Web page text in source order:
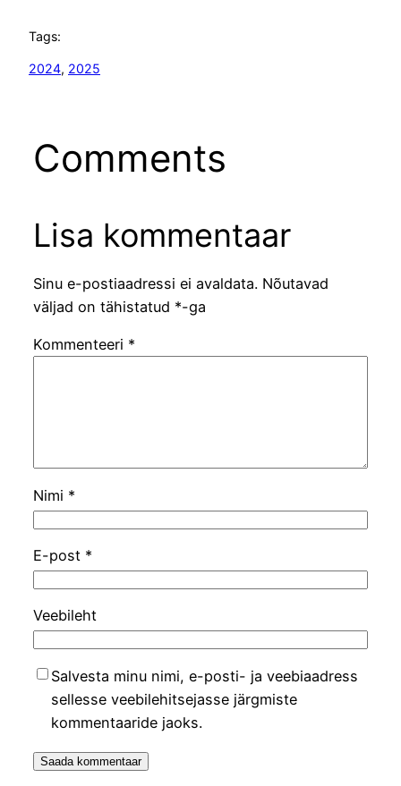
Tags:
2024, 2025
Comments
Lisa kommentaar
Sinu e-postiaadressi ei avaldata. Nõutavad
väljad on tähistatud *-ga
Kommenteeri *
Nimi *
E-post *
Veebileht
Salvesta minu nimi, e-posti- ja veebiaadress
sellesse veebilehitsejasse järgmiste
kommentaaride jaoks.